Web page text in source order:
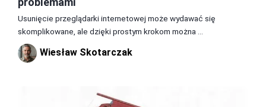
Usunięcie przeglądarki internetowej może wydawać się
skomplikowane, ale dzięki prostym krokom można ...
Wiesław Skotarczak